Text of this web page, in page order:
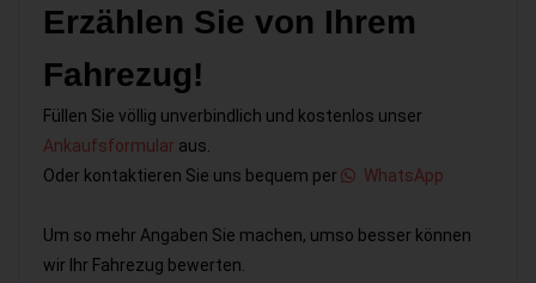
Erzählen Sie von Ihrem
Fahrezug!
Füllen Sie völlig unverbindlich und kostenlos unser
Ankaufsformular aus.
Oder kontaktieren Sie uns bequem per
WhatsApp
Um so mehr Angaben Sie machen, umso besser können
wir Ihr Fahrezug bewerten.